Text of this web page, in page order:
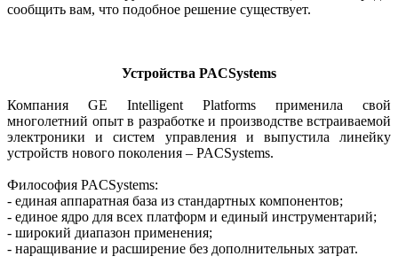
сообщить вам, что подобное решение существует.
Устройства PACSystems
Компания GE Intelligent Platforms применила свой
многолетний опыт в разработке и производстве встраиваемой
электроники и систем управления и выпустила линейку
устройств нового поколения – PACSystems.
Философия PACSystems:
- единая аппаратная база из стандартных компонентов;
- единое ядро для всех платформ и единый инструментарий;
- широкий диапазон применения;
- наращивание и расширение без дополнительных затрат.